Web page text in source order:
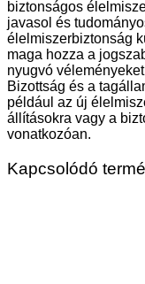
biztonságos
javasol és
élelmiszerbiztonság
maga hozza a
nyugvó
Bizottság és a
például az új
állításokra vagy a
vonatkozóan.
Kapcsolódó